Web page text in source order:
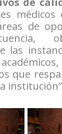
médicos
de
las
que